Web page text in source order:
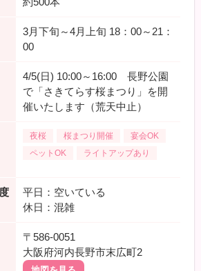
3月下旬～4月上旬 18：00～21：
00
4/5(日) 10:00～16:00 長野公園
で「さきてらす桜まつり」を開
催いたします（荒天中止）
夜桜 桜まつり開催
宴会OK
ペットOK
ライトアップあり
平日：空いている
休日：混雑
〒586-0051
大阪府河内長野市末広町2